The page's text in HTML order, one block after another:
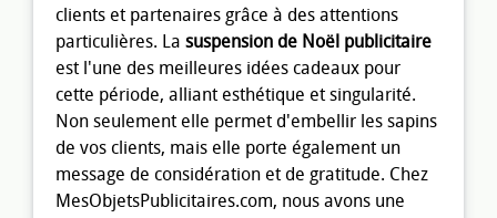
clients et partenaires grâce à des attentions
particulières. La suspension de Noël publicitaire
est l'une des meilleures idées cadeaux pour
cette période, alliant esthétique et singularité.
Non seulement elle permet d'embellir les sapins
de vos clients, mais elle porte également un
message de considération et de gratitude. Chez
MesObjetsPublicitaires.com, nous avons une